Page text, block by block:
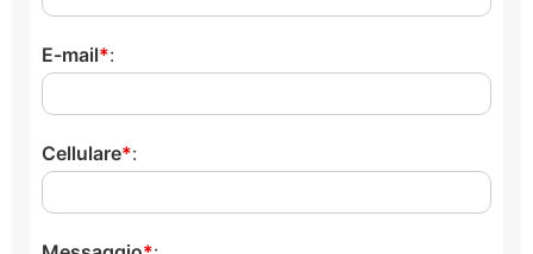
E-mail :
Cellulare :